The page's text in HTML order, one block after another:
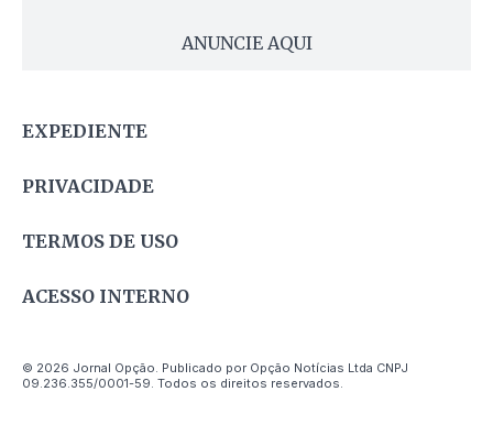
ANUNCIE AQUI
EXPEDIENTE
PRIVACIDADE
TERMOS DE USO
ACESSO INTERNO
© 2026 Jornal Opção. Publicado por Opção Notícias Ltda CNPJ
09.236.355/0001-59. Todos os direitos reservados.